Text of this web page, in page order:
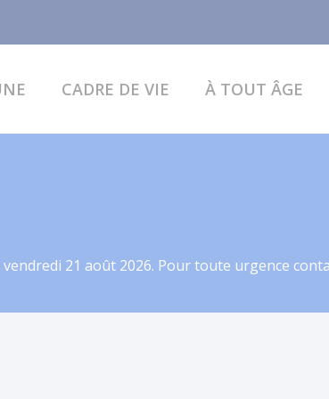
CADRE DE VIE À TOUT ÂGE
21 août 2026. Pour toute urgence